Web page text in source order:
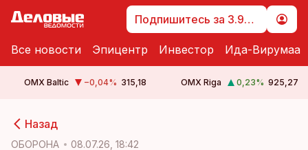
Подпишитесь за 3.99 €
Все новости Эпицентр Инвестор Ида-Вирумаа
OMX Baltic −0,04% 315,18 OMX Riga 0,23% 925,27
Назад
ОБОРОНА 08.07.26, 18:42